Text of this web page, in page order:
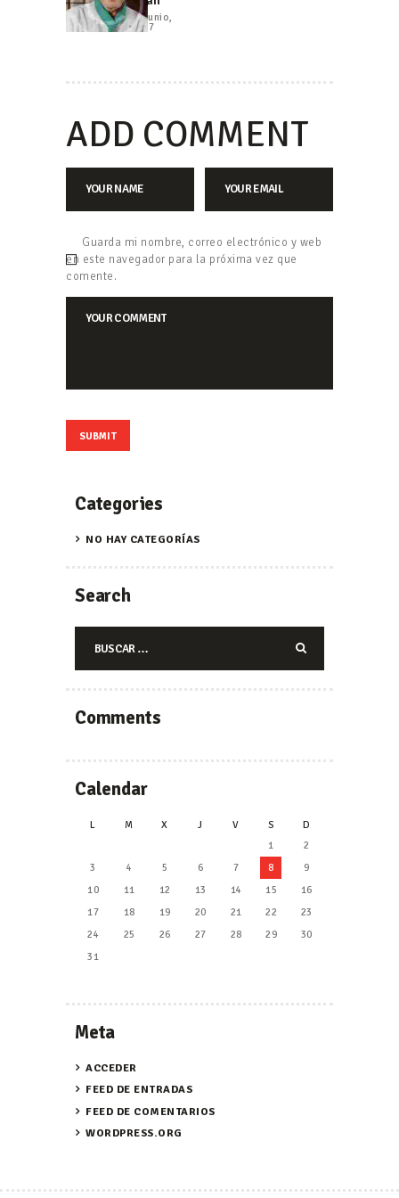
16 junio,
2017
ADD COMMENT
Guarda mi nombre, correo electrónico y web
en este navegador para la próxima vez que
comente.
Categories
NO HAY CATEGORÍAS
Search
Comments
Calendar
L M X J V S
D
1
2
3
4 5 6 7 8
9
10
11 12 13 14 15
16
17
18 19 20 21 22
23
24
25 26 27 28 29
30
31
Meta
ACCEDER
FEED DE ENTRADAS
FEED DE COMENTARIOS
WORDPRESS.ORG